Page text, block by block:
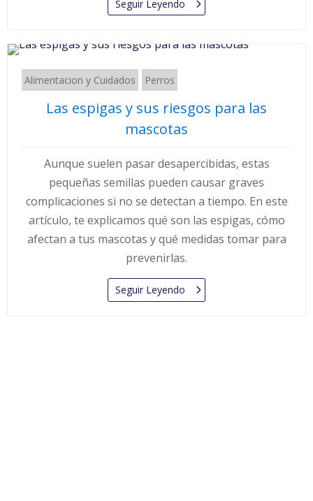
Seguir Leyendo
Alimentacion y Cuidados Perros
Las espigas y sus riesgos para las
mascotas
Aunque suelen pasar desapercibidas, estas
pequeñas semillas pueden causar graves
complicaciones si no se detectan a tiempo. En este
artículo, te explicamos qué son las espigas, cómo
afectan a tus mascotas y qué medidas tomar para
prevenirlas.
Seguir Leyendo